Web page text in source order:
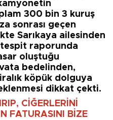
300 bin 3 kuruş
sonrası geçen
Sarıkaya ailesinden
tespit raporunda
oluştuğu
bedelinden,
köpük dolguya
dikkat çekti.
CİĞERLERİNİ
FATURASINI BİZE